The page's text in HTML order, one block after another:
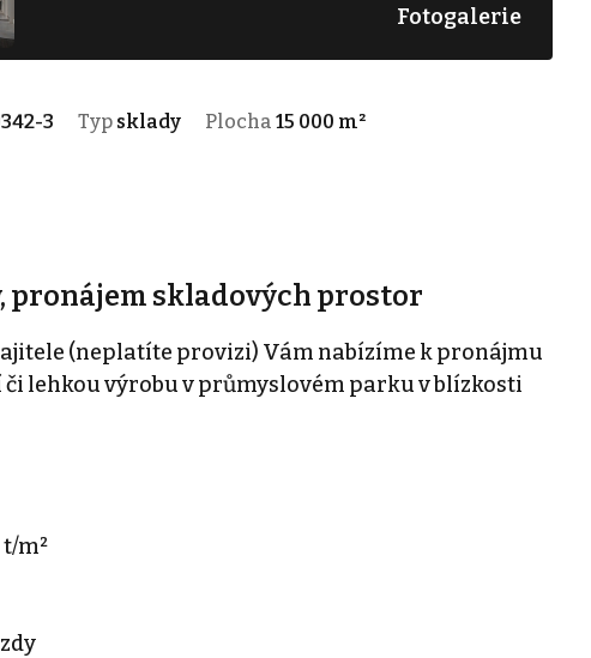
Fotogalerie
3 Typ sklady Plocha 15 000 m²
pronájem skladových prostor
(neplatíte provizi) Vám nabízíme k pronájmu
lehkou výrobu v průmyslovém parku v blízkosti
m²